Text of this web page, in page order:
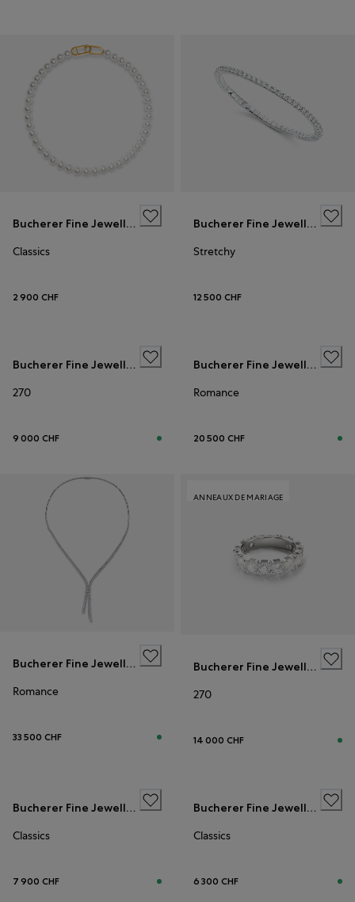
Bucherer Fine Jewellery
Classics
2 900 CHF
Bucherer Fine Jewellery
Stretchy
12 500 CHF
Bucherer Fine Jewellery
270
9 000 CHF
Bucherer Fine Jewellery
Romance
20 500 CHF
Bucherer Fine Jewellery
Romance
33 500 CHF
ANNEAUX DE MARIAGE
Bucherer Fine Jewellery
270
14 000 CHF
Bucherer Fine Jewellery
Classics
7 900 CHF
Bucherer Fine Jewellery
Classics
6 300 CHF